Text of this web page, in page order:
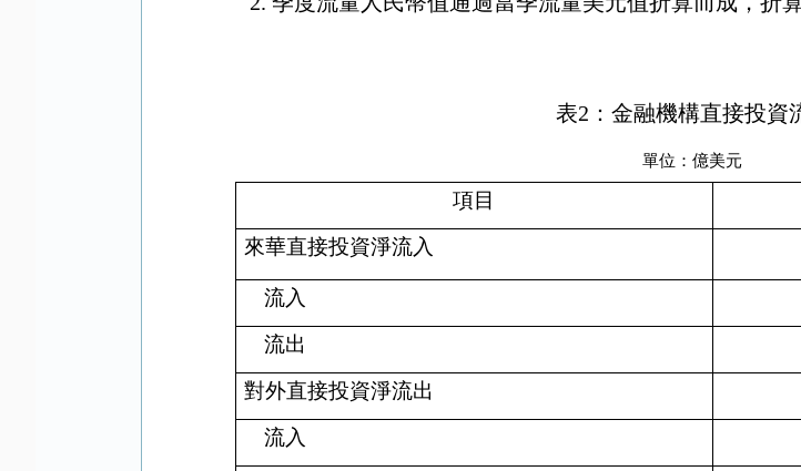
表2：金融機構直接投資
單位：億美元
項目
來華直接投資淨流入
流入
流出
對外直接投資淨流出
流入